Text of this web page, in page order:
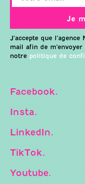
Je
J’accepte que
mail afin de
notre politique de
Facebook.
Insta.
LinkedIn.
TikTok.
Youtube.